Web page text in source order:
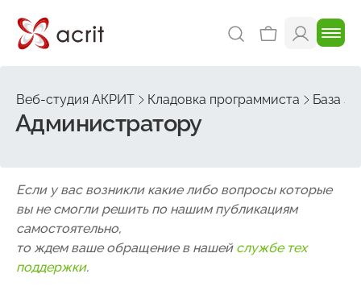
Веб-студия АКРИТ Кладовка программиста База
Администратору
Если у вас возникли какие либо вопросы которые
вы не смогли решить по нашим публикациям
самостоятельно,
то ждем ваше обращение в нашей службе тех
поддержки.